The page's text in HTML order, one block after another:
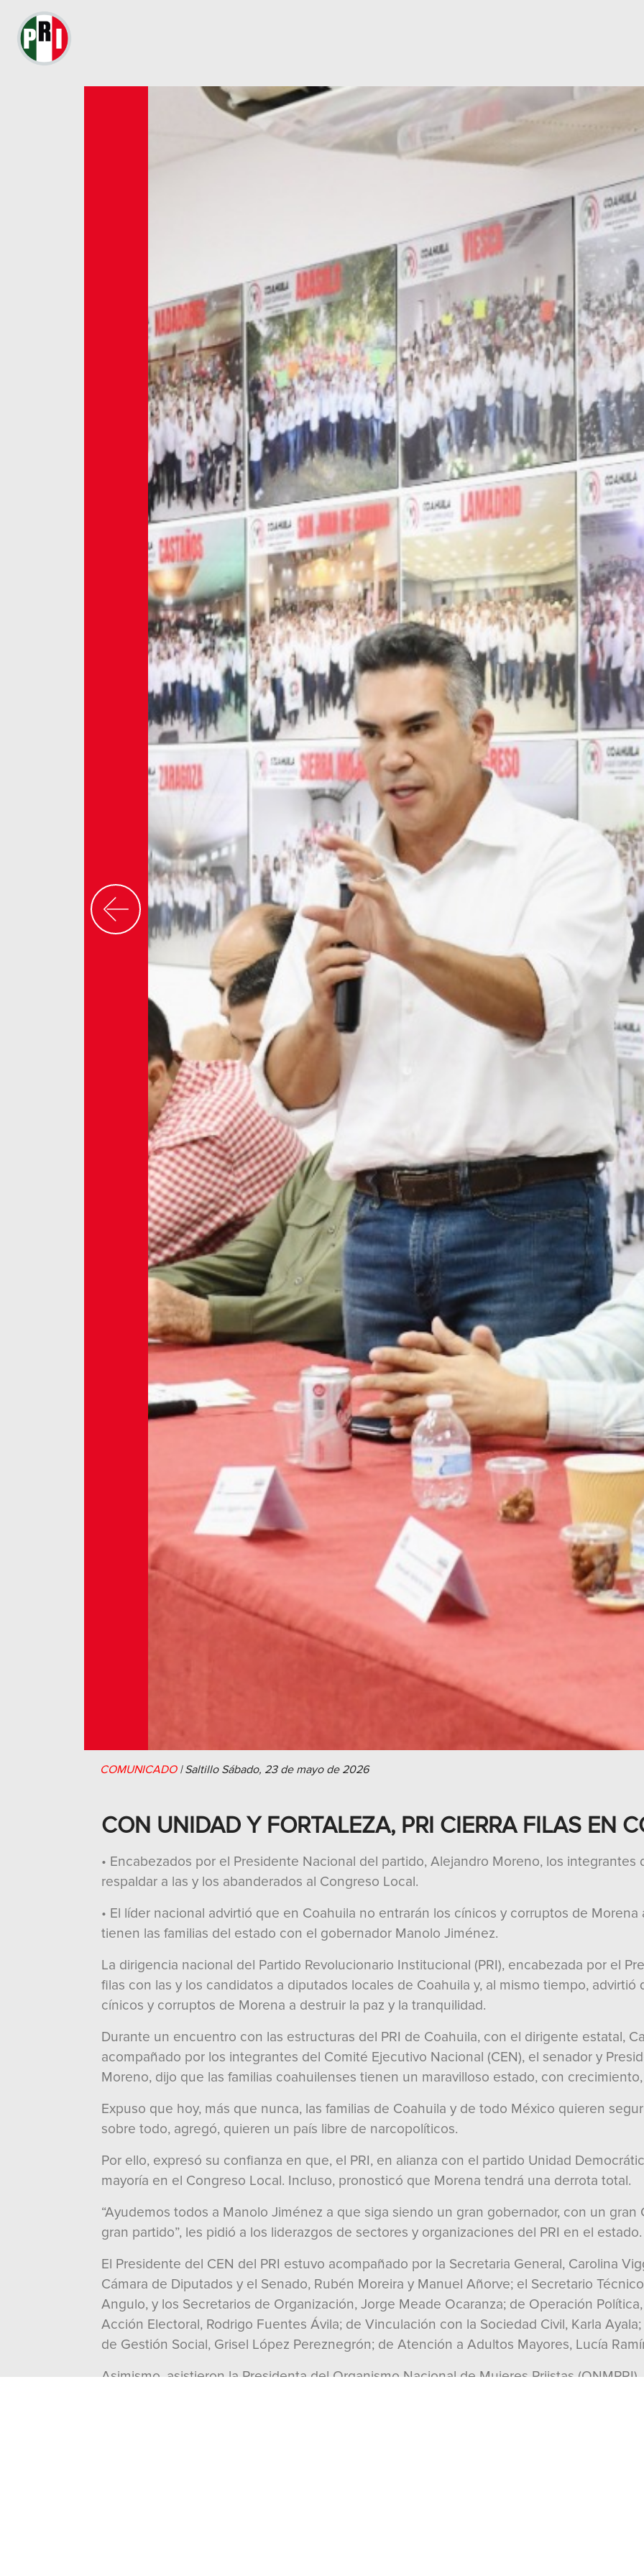
Previous
COMUNICADO|Saltillo Sábado, 23 de mayo de 2026
CON UNIDAD Y FORTALEZA, PRI CIERRA FILAS EN
• Encabezados por el Presidente Nacional del partido, Alejandro Moreno, los
respaldar a las y los abanderados al Congreso Local.
• El líder nacional advirtió que en Coahuila no entrarán los cínicos y corruptos de
tienen las familias del estado con el gobernador Manolo Jiménez.
La dirigencia nacional del Partido Revolucionario Institucional (PRI), encabezada por el
filas con las y los candidatos a diputados locales de Coahuila y, al mismo tiempo,
cínicos y corruptos de Morena a destruir la paz y la tranquilidad.
Durante un encuentro con las estructuras del PRI de Coahuila, con el dirigente estatal,
acompañado por los integrantes del Comité Ejecutivo Nacional (CEN), el senador y
Moreno, dijo que las familias coahuilenses tienen un maravilloso estado, con
Expuso que hoy, más que nunca, las familias de Coahuila y de todo México quieren
sobre todo, agregó, quieren un país libre de narcopolíticos.
Por ello, expresó su confianza en que, el PRI, en alianza con el partido Unidad
mayoría en el Congreso Local. Incluso, pronosticó que Morena tendrá una derrota total.
“Ayudemos todos a Manolo Jiménez a que siga siendo un gran gobernador, con un
gran partido”, les pidió a los liderazgos de sectores y organizaciones del PRI en el estado.
El Presidente del CEN del PRI estuvo acompañado por la Secretaria General, Carolina
Cámara de Diputados y el Senado, Rubén Moreira y Manuel Añorve; el Secretario
Angulo, y los Secretarios de Organización, Jorge Meade Ocaranza; de Operación
Acción Electoral, Rodrigo Fuentes Ávila; de Vinculación con la Sociedad Civil, Karla
de Gestión Social, Grisel López Pereznegrón; de Atención a Adultos Mayores, Lucía
Asimismo, asistieron la Presidenta del Organismo Nacional de Mujeres Priistas